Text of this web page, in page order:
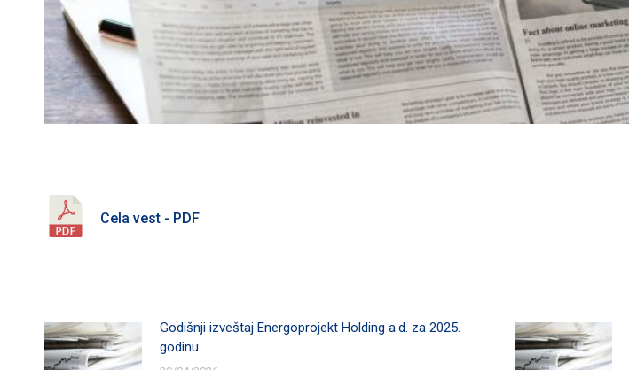
Cela vest - PDF
Godišnji izveštaj Energoprojekt Holding a.d. za 2025.
godinu